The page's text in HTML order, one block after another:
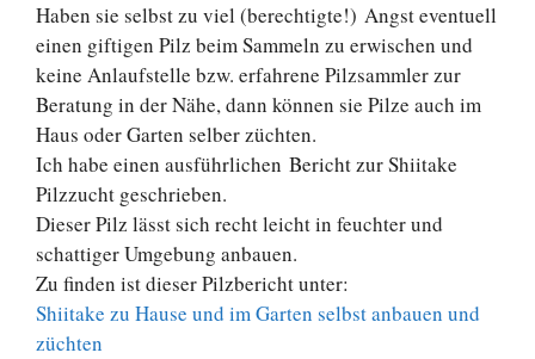
Haben sie selbst zu viel (berechtigte!) Angst eventuell
einen giftigen Pilz beim Sammeln zu erwischen und
keine Anlaufstelle bzw. erfahrene Pilzsammler zur
Beratung in der Nähe, dann können sie Pilze auch im
Haus oder Garten selber züchten.
Ich habe einen ausführlichen Bericht zur Shiitake
Pilzzucht geschrieben.
Dieser Pilz lässt sich recht leicht in feuchter und
schattiger Umgebung anbauen.
Zu finden ist dieser Pilzbericht unter:
Shiitake zu Hause und im Garten selbst anbauen und
züchten